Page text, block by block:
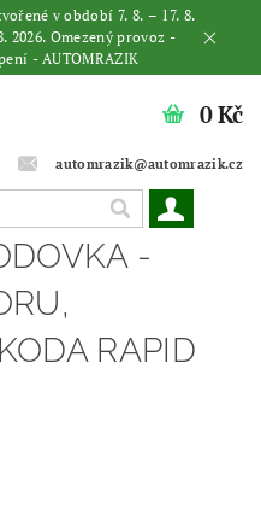
v období 7. 8. – 17. 8.
2026. Omezený provoz -
- AUTOMRAZIK
automrazik@automrazik.cz
0 Kč
-
RAPID